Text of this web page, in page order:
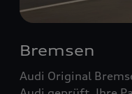
Bremsen
Audi Original